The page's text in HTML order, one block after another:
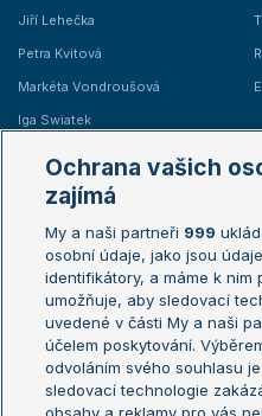
Jiří Lehečka
Petra Kvitová
Markéta Vondroušová
Iga Swiatek
Žebříčky
Žebříček ATP (muži)
Žebříček WTA (ženy)
Sázkařský žebříček
Ochrana vašich
zajímá
My a naši partneři 999
osobní údaje, jako jsou
identifikátory, a máme k nim
umožňuje, aby sledovací
uvedené v části My a naši
účelem poskytování.
odvoláním svého souhlasu
sledovací technologie